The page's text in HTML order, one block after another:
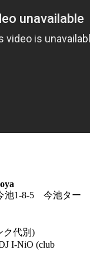
池1-8-5 今池ター
ク代別)
I-NiO (club